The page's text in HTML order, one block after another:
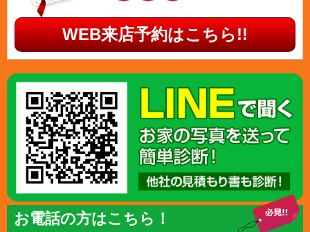
WEB来店予約はこちら!!
お電話の方はこちら！